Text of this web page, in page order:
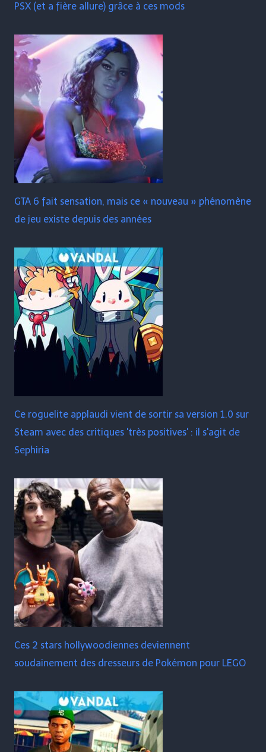
PSX (et a fière allure) grâce à ces mods
GTA 6 fait sensation, mais ce « nouveau » phénomène
de jeu existe depuis des années
Ce roguelite applaudi vient de sortir sa version 1.0 sur
Steam avec des critiques 'très positives' : il s'agit de
Sephiria
Ces 2 stars hollywoodiennes deviennent
soudainement des dresseurs de Pokémon pour LEGO